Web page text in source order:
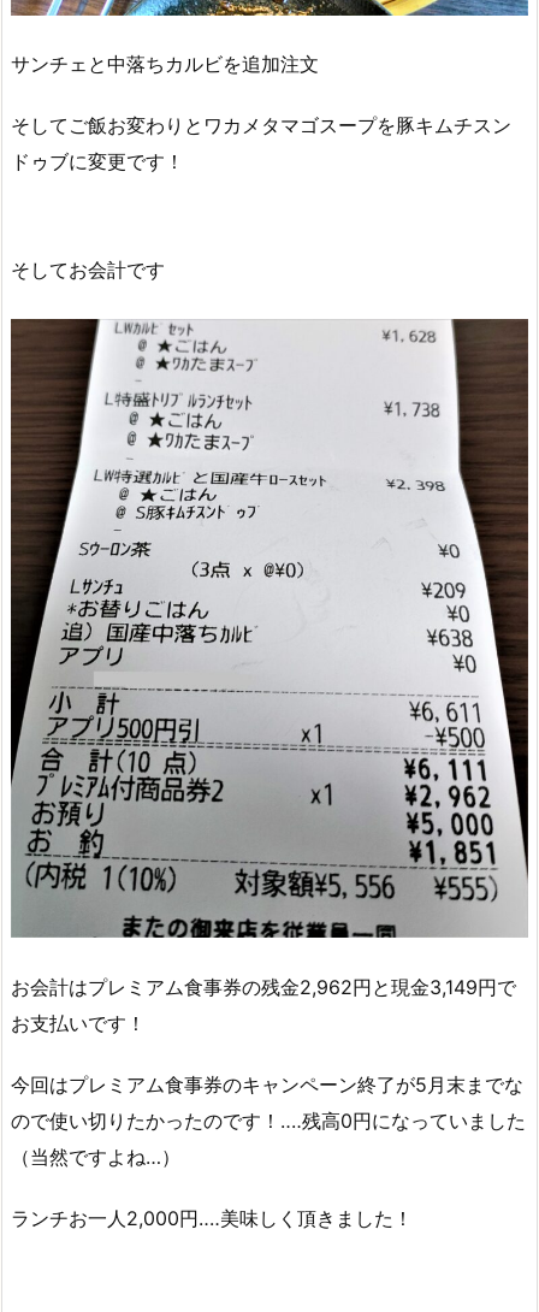
サンチェと中落ちカルビを追加注文
そしてご飯お変わりとワカメタマゴスープを豚キムチスン
ドゥブに変更です！
そしてお会計です
お会計はプレミアム食事券の残金2,962円と現金3,149円で
お支払いです！
今回はプレミアム食事券のキャンペーン終了が5月末までな
ので使い切りたかったのです！‥‥残高0円になっていました
（当然ですよね…）
ランチお一人2,000円‥‥美味しく頂きました！